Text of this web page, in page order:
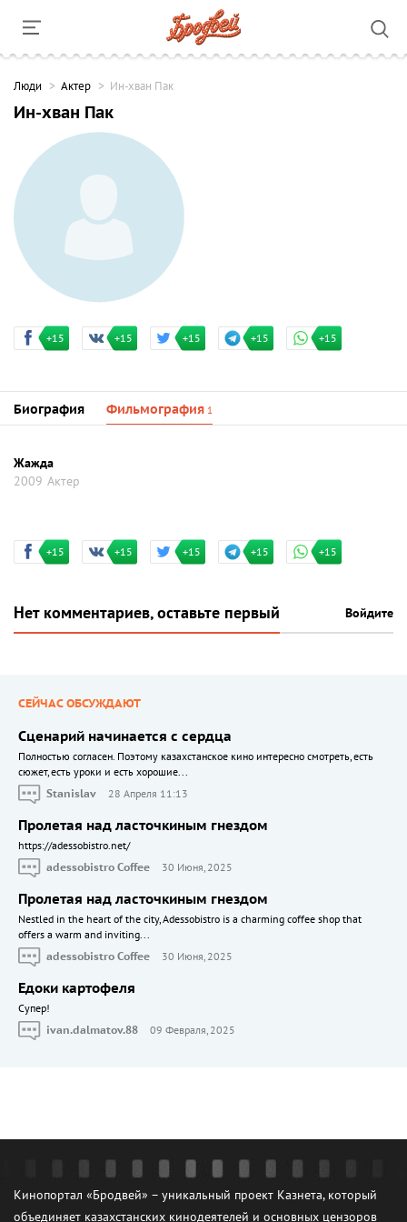
Люди Актер Ин-хван Пак
Ин-хван Пак
+15 +15 +15 +15 +15
Биография Фильмография 1
Жажда
2009 Актер
+15 +15 +15 +15 +15
Нет комментариев, оставьте первый Войдите
СЕЙЧАС ОБСУЖДАЮТ
Сценарий начинается с сердца
Полностью согласен. Поэтому казахстанское кино интересно смотреть, есть
сюжет, есть уроки и есть хорошие...
Stanislav
28 Апреля 11:13
Пролетая над ласточкиным гнездом
https://adessobistro.net/
adessobistro Coffee
30 Июня, 2025
Пролетая над ласточкиным гнездом
Nestled in the heart of the city, Adessobistro is a charming coffee shop that
offers a warm and inviting...
adessobistro Coffee
30 Июня, 2025
Едоки картофеля
Cупер!
ivan.dalmatov.88
09 Февраля, 2025
Кинопортал «Бродвей» – уникальный проект Казнета, который
объединяет казахстанских кинодеятелей и основных цензоров